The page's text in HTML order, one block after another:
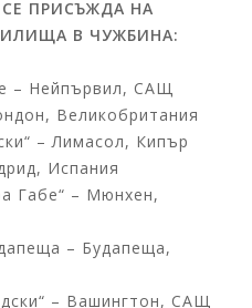
ПРИСЪЖДА НА
В ЧУЖБИНА:
– Нейпървил, САЩ
Великобритания
– Лимасол, Кипър
Испания
Габе“ – Мюнхен,
– Будапеща,
– Вашингтон, САЩ